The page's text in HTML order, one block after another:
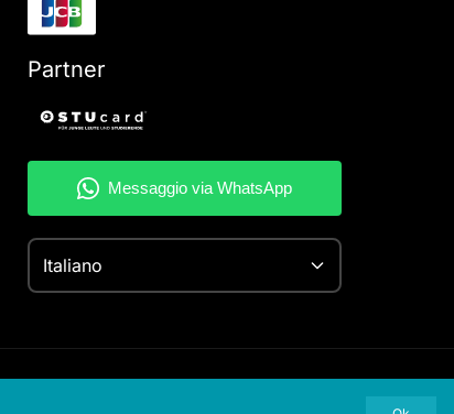
Partner
Italiano